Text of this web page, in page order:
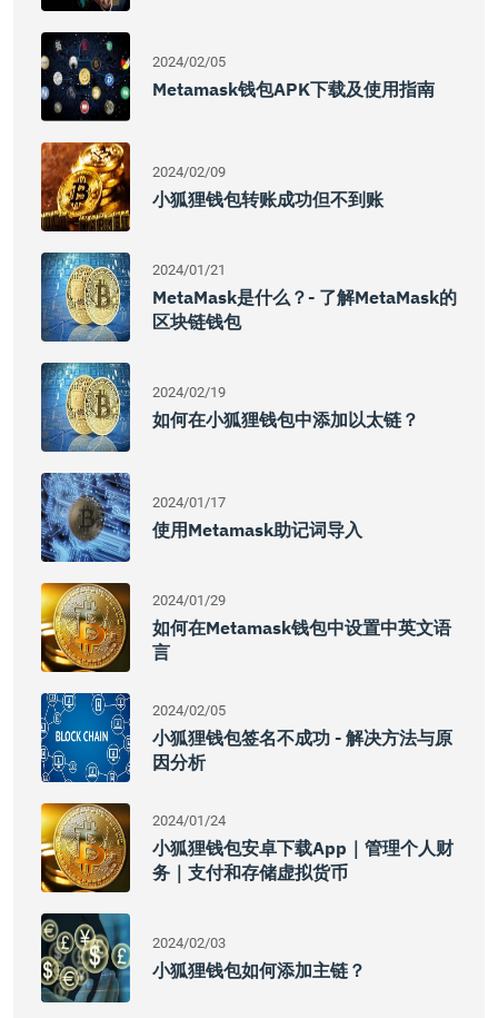
2024/02/05
Metamask钱包APK下载及使用指南
2024/02/09
小狐狸钱包转账成功但不到账
2024/01/21
MetaMask是什么？- 了解MetaMask的
区块链钱包
2024/02/19
如何在小狐狸钱包中添加以太链？
2024/01/17
使用Metamask助记词导入
2024/01/29
如何在Metamask钱包中设置中英文语
言
2024/02/05
小狐狸钱包签名不成功 - 解决方法与原
因分析
2024/01/24
小狐狸钱包安卓下载app｜管理个人财
务｜支付和存储虚拟货币
2024/02/03
小狐狸钱包如何添加主链？